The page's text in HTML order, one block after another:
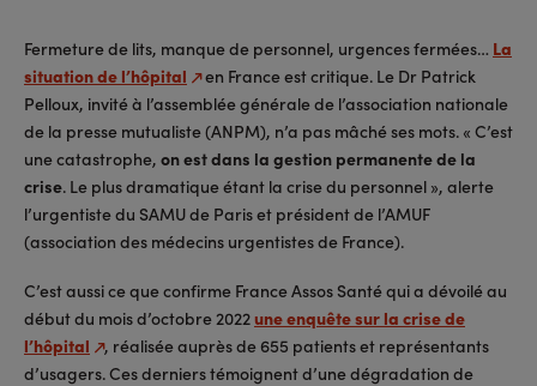
Fermeture de lits, manque de personnel, urgences fermées… La
situation de l’hôpital
en France est critique. Le Dr Patrick
Pelloux, invité à l’assemblée générale de l’association nationale
de la presse mutualiste (ANPM), n’a pas mâché ses mots. « C’est
une catastrophe, on est dans la gestion permanente de la
crise. Le plus dramatique étant la crise du personnel », alerte
l’urgentiste du SAMU de Paris et président de l’AMUF
(association des médecins urgentistes de France).
C’est aussi ce que confirme France Assos Santé qui a dévoilé au
début du mois d’octobre 2022une enquête sur la crise de
l’hôpital
, réalisée auprès de 655 patients et représentants
d’usagers. Ces derniers témoignent d’une dégradation de